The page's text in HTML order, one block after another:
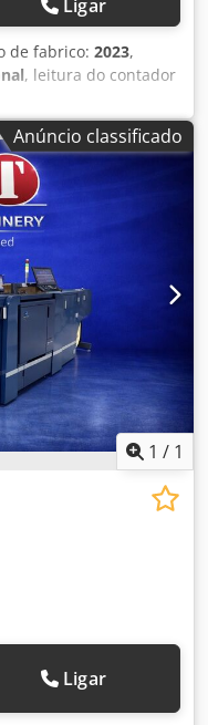
Ligar
de fabrico: 2023,
, leitura do contador
quase novo. - V900
de 2400 x
1.300 mm de
de
adequada para
brochuras -
para a série V900
Airsha Para dúvidas,
Anúncio classificado
1 / 1
Ligar